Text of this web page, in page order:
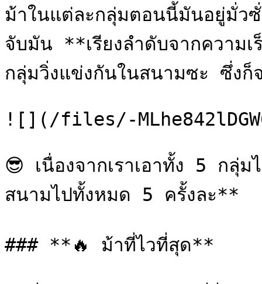
ม้าในแต่ละกลุ่มตอนนี้มันอยู่มั่ว
จับมัน **เรียงลำดับจากความ
กลุ่มวิ่งแข่งกันในสนามซะ ซึ่งก็
![](/files/-
😎 เนื่องจากเราเอาทั้ง 5 กลุ่
สนามไปทั้งหมด 5 ครั้งละ**
### **🔥 ม้าที่ไวที่สุด**